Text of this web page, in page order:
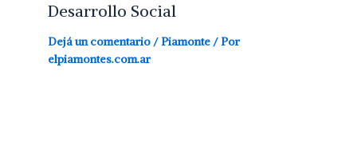
Desarrollo Social
Dejá un comentario /Piamonte / Por
elpiamontes.com.ar